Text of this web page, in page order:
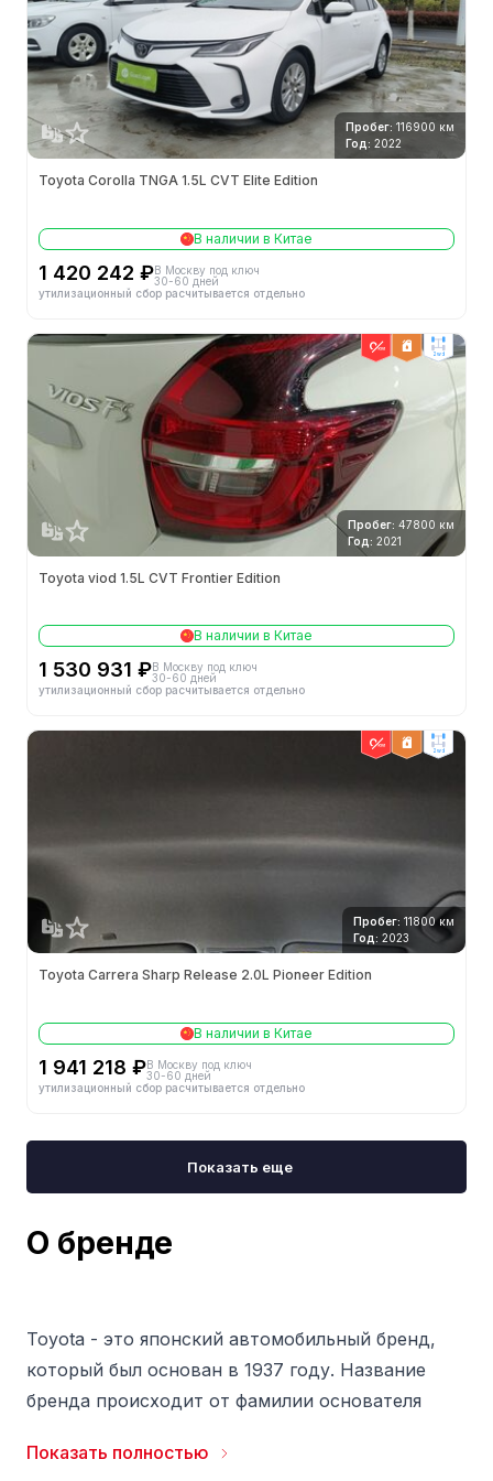
Пробег: 116900 км
Год: 2022
Toyota Corolla TNGA 1.5L CVT Elite Edition
В наличии в Китае
1 420 242 ₽В Москву под ключ
30-60 дней
утилизационный сбор расчитывается отдельно
2wd
Пробег: 47800 км
Год: 2021
Toyota viod 1.5L CVT Frontier Edition
В наличии в Китае
1 530 931 ₽В Москву под ключ
30-60 дней
утилизационный сбор расчитывается отдельно
2wd
Пробег: 11800 км
Год: 2023
Toyota Carrera Sharp Release 2.0L Pioneer Edition
В наличии в Китае
1 941 218 ₽В Москву под ключ
30-60 дней
утилизационный сбор расчитывается отдельно
Показать еще
О бренде
Toyota - это японский автомобильный бренд,
который был основан в 1937 году. Название
бренда происходит от фамилии основателя
истории Toyota была небольшой
Показать полностью